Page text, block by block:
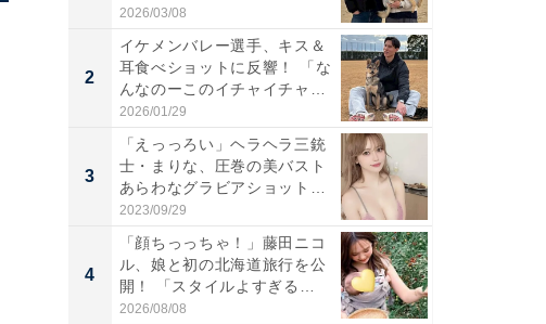
れ...
2026/03/08
2
イケメンバレー選手、キス＆
耳食べショットに反響！ 「な
んなのーこのイチャイチャ
感...
2026/01/29
3
「えっっろい」ヘラヘラ三銃
士・まりな、圧巻の美バスト
あらわなグラビアショット公
開...
2023/09/29
4
「顔ちっっちゃ！」藤田ニコ
ル、娘と初の北海道旅行を公
開！ 「スタイルよすぎる
よ〜...
2026/08/08